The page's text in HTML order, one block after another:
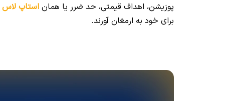
پوزیشن، اهداف قیمتی، حد ضرر یا همان استاپ لاس
برای خود به ارمغان آورند.